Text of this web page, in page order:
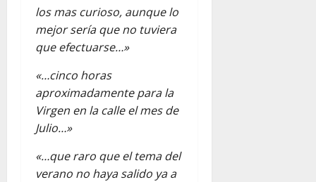
los mas curioso, aunque lo
mejor sería que no tuviera
que efectuarse…»
«…cinco horas
aproximadamente para la
Virgen en la calle el mes de
Julio…»
«…que raro que el tema del
verano no haya salido ya a